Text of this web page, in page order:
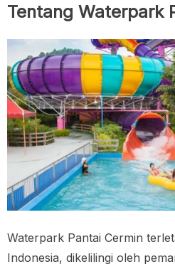
Tentang Waterpark
Waterpark Pantai Cermin
Indonesia, dikelilingi oleh